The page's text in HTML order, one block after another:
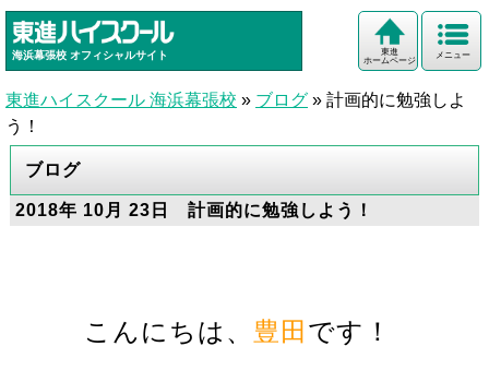
海浜幕張校 オフィシャルサイト メニュー
東進
ホームページ
東進ハイスクール 海浜幕張校 » ブログ » 計画的に勉強しよ
う！
ブログ
2018年 10月 23日 計画的に勉強しよう！
こんにちは、 豊田 です！